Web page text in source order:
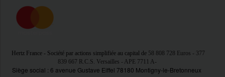
Hertz France - Société par actions simplifiée au capital de 58 808 728 Euros - 377
839 667 R.C.S. Versailles - APE 7711 A-
Siège social : 6 avenue Gustave Eiffel 78180 Montigny-le-Bretonneux